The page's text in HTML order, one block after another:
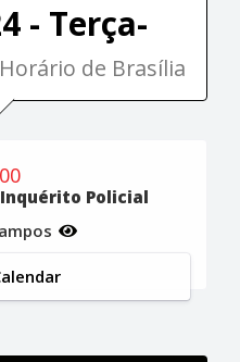
- Terça-
Horário de Brasília
Policial